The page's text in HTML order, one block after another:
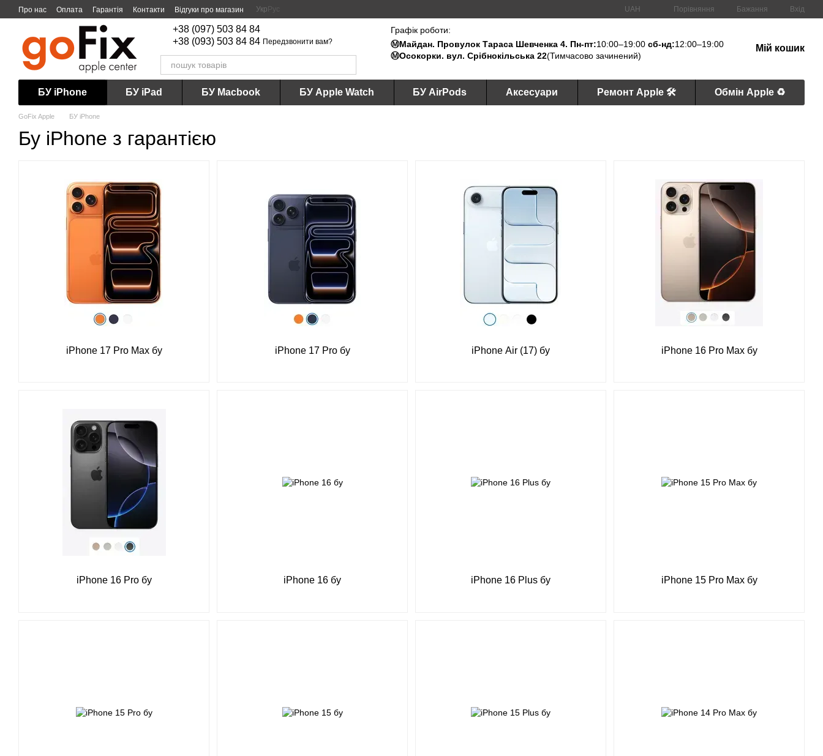
Перейти до основного контенту
Про нас Оплата Гарантія Контакти Відгуки про магазин Укр Рус UAH Порівняння Бажання Вхід
+38 (097) 503 84 84
+38 (093) 503 84 84 Передзвонити вам?
Графік роботи:
Ⓜ️Майдан. Провулок Тараса Шевченка 4. Пн-пт:10:00–19:00сб-нд:12:00–19:00
Ⓜ️Осокорки. вул. Срібнокільська 22(Тимчасово зачинений)
Мій кошик
БУ iPhone БУ iPad БУ Macbook БУ Apple Watch БУ AirPods Аксесуари Ремонт Apple 🛠 Обмін Apple ♻️
GoFix Apple БУ iPhone
Бу iPhone з гарантією
iPhone 17 Pro Max бу iPhone 17 Pro бу iPhone Air (17) бу iPhone 16 Pro Max бу
iPhone 16 Pro бу iPhone 16 бу iPhone 16 Plus бу iPhone 15 Pro Max бу